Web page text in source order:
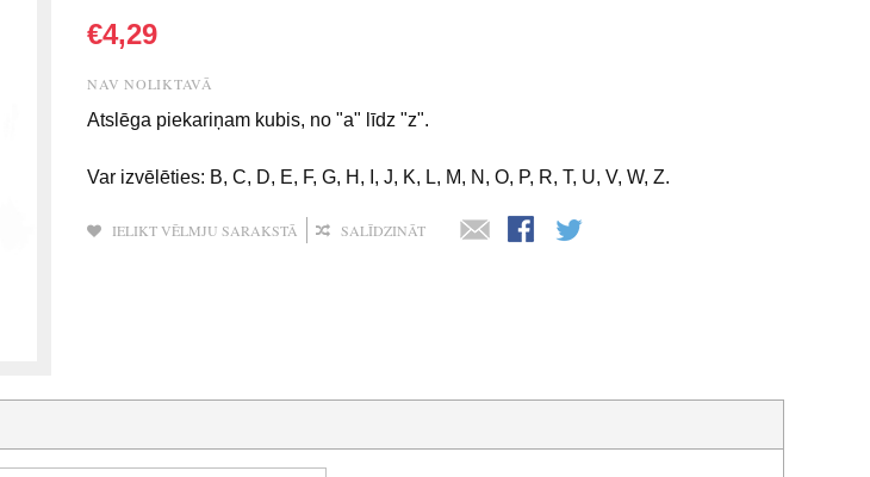
€4,29
NAV NOLIKTAVĀ
Atslēga piekariņam kubis, no "a" līdz "z".
Var izvēlēties: B, C, D, E, F, G, H, I, J, K, L, M, N, O, P, R, T, U, V, W, Z.
IELIKT VĒLMJU SARAKSTĀ SALĪDZINĀT